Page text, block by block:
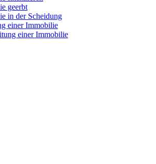
geerbt
in der Scheidung
einer Immobilie
einer Immobilie